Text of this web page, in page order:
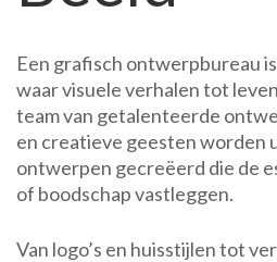
Een grafisch ontwerpbureau
waar visuele verhalen tot
team van getalenteerde
en creatieve geesten worden
ontwerpen gecreëerd die de
of boodschap vastleggen.
Van logo’s en huisstijlen tot